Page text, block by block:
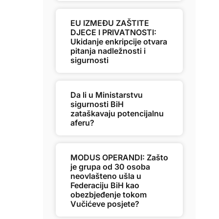
EU IZMEĐU ZAŠTITE
DJECE I PRIVATNOSTI:
Ukidanje enkripcije otvara
pitanja nadležnosti i
sigurnosti
Da li u Ministarstvu
sigurnosti BiH
zataškavaju potencijalnu
aferu?
MODUS OPERANDI: Zašto
je grupa od 30 osoba
neovlašteno ušla u
Federaciju BiH kao
obezbjeđenje tokom
Vučićeve posjete?